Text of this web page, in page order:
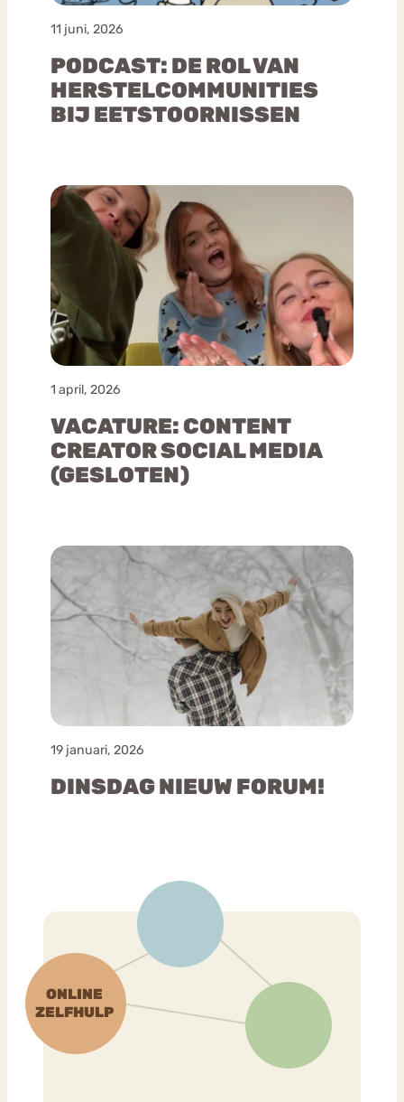
11 juni, 2026
PODCAST: DE ROL VAN
HERSTELCOMMUNITIES
BIJ EETSTOORNISSEN
1 april, 2026
VACATURE: CONTENT
CREATOR SOCIAL MEDIA
(GESLOTEN)
19 januari, 2026
DINSDAG NIEUW FORUM!